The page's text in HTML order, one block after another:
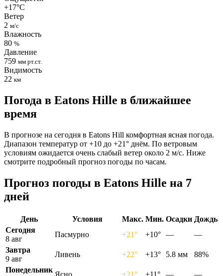
+17°C
Ветер
2 м/с
Влажность
80 %
Давление
759 мм рт.ст.
Видимость
22 км
Погода в Eatons Hillе в ближайшее
время
В прогнозе на сегодня в Eatons Hill комфортная ясная погода.
Диапазон температур от +10 до +21° днём. По ветровым
условиям ожидается очень слабый ветер около 2 м/с. Ниже
смотрите подробный прогноз погоды по часам.
Прогноз погоды в Eatons Hillе на 7
дней
День Условия Макс. Мин. Осадки Дождь
Сегодня
8 авг
Пасмурно +21° +10° —
—
Завтра
9 авг
Ливень +22° +13° 5.8 мм
88%
Понедельник
Ясно +21° +11° —
—